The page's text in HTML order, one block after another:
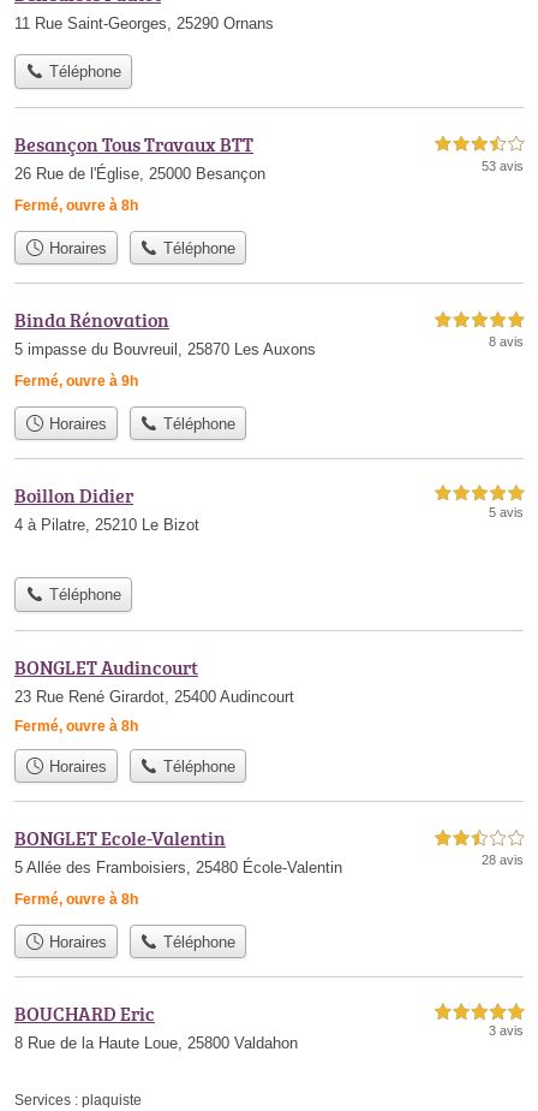
11 Rue Saint-Georges, 25290 Ornans
Téléphone
Besançon Tous Travaux BTT
26 Rue de l'Église, 25000 Besançon
Fermé, ouvre à 8h
3,5 étoiles sur 5
53 avis
Horaires Téléphone
Binda Rénovation
5 impasse du Bouvreuil, 25870 Les Auxons
Fermé, ouvre à 9h
5,0 étoiles sur 5
8 avis
Horaires Téléphone
Boillon Didier
4 à Pilatre, 25210 Le Bizot
5,0 étoiles sur 5
5 avis
Téléphone
BONGLET Audincourt
23 Rue René Girardot, 25400 Audincourt
Fermé, ouvre à 8h
Horaires Téléphone
BONGLET Ecole-Valentin
5 Allée des Framboisiers, 25480 École-Valentin
Fermé, ouvre à 8h
2,5 étoiles sur 5
28 avis
Horaires Téléphone
BOUCHARD Eric
8 Rue de la Haute Loue, 25800 Valdahon
5,0 étoiles sur 5
3 avis
Services : plaquiste